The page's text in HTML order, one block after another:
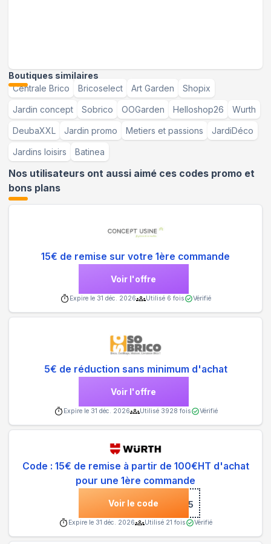
Boutiques similaires
Centrale Brico
Bricoselect Art Garden Shopix
Jardin concept Sobrico OOGarden Helloshop26 Wurth
DeubaXXL Jardin promo Metiers et passions JardiDéco
Jardins loisirs Batinea
Nos utilisateurs ont aussi aimé ces codes promo et
bons plans
15€ de remise sur votre 1ère commande
Voir l'offre
Expire le 31 déc. 2026 Utilisé 6 fois Vérifié
5€ de réduction sans minimum d'achat
Voir l'offre
Expire le 31 déc. 2026 Utilisé 3928 fois Vérifié
Code : 15€ de remise à partir de 100€HT d'achat
pour une 1ère commande
Voir le code ***15
Expire le 31 déc. 2026 Utilisé 21 fois Vérifié